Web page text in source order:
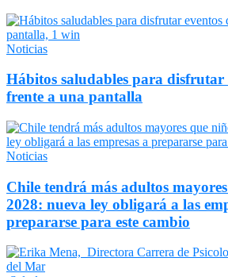
Noticias
Hábitos saludables para disfrutar
frente a una pantalla
Noticias
Chile tendrá más adultos
2028: nueva ley obligará a las
prepararse para este cambio